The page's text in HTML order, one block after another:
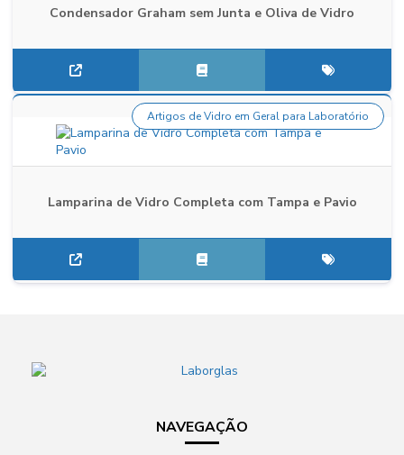
Condensador Graham sem Junta e Oliva de Vidro
Lamparina de Vidro Completa com Tampa e Pavio
Artigos de Vidro em Geral para Laboratório
NAVEGAÇÃO